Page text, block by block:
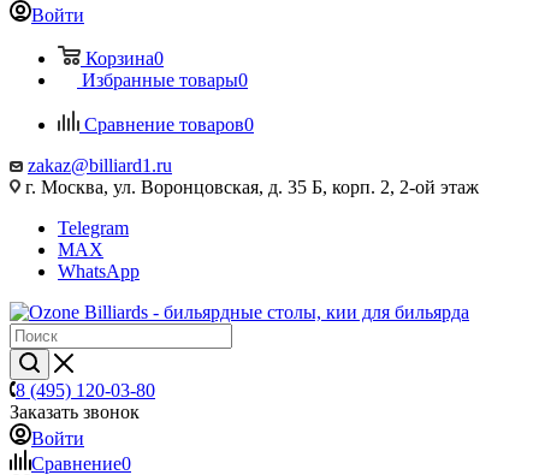
Войти
Корзина0
Избранные товары0
Сравнение товаров0
zakaz@billiard1.ru
г. Москва, ул. Воронцовская, д. 35 Б, корп. 2, 2-ой этаж
Telegram
MAX
WhatsApp
8 (495) 120-03-80
Заказать звонок
Войти
Сравнение0